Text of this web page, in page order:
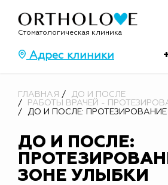
Стоматологическая клиника
Адрес клиники
ГЛАВНАЯ
ДО И ПОСЛЕ
РАБОТЫ ВРАЧЕЙ -
ДО И ПОСЛЕ: ПРОТЕЗИРОВАНИЕ
ДО И ПОСЛЕ:
ЗОНЕ УЛЫБКИ